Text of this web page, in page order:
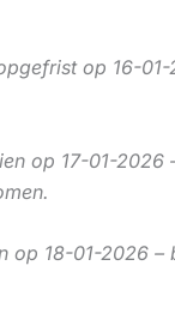
op 16-
op 17-01-2026
op 18-01-2026 –